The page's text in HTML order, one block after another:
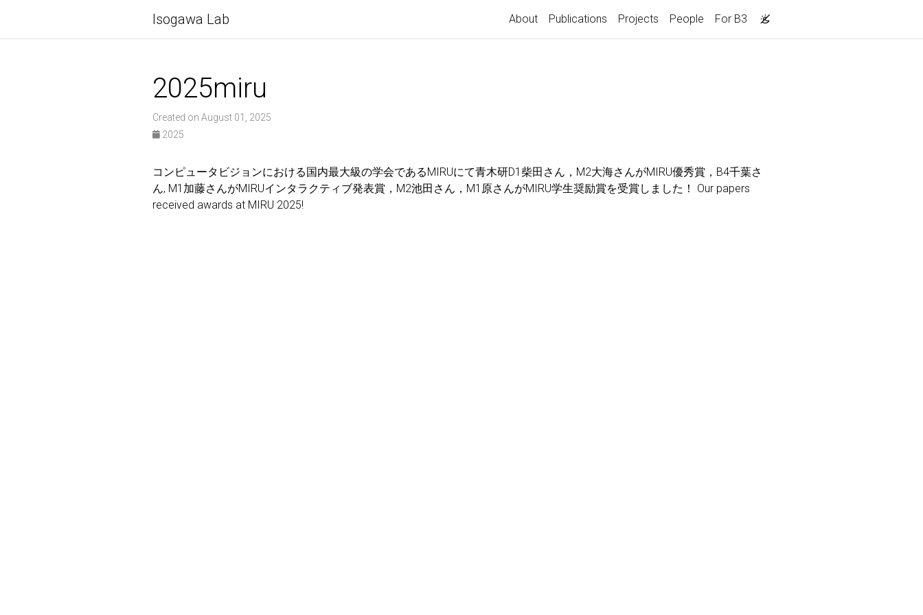
Isogawa Lab About Publications Projects People For B3
2025miru
Created on August 01, 2025
2025
コンピュータビジョンにおける国内最大級の学会であるMIRUにて青木研D1柴田さん，M2大海さんがMIRU優秀賞，B4千葉さ
ん, M1加藤さんがMIRUインタラクティブ発表賞，M2池田さん，M1原さんがMIRU学生奨励賞を受賞しました！ Our papers
received awards at MIRU 2025!